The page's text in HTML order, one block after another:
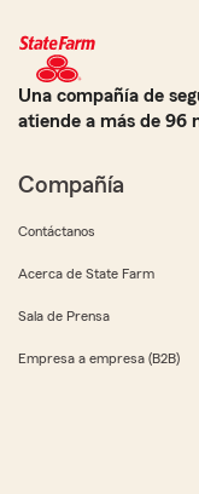
Una compañía de
atiende a más de 96
Compañía
Contáctanos
Acerca de State Farm
Sala de Prensa
Empresa a empresa (B2B)